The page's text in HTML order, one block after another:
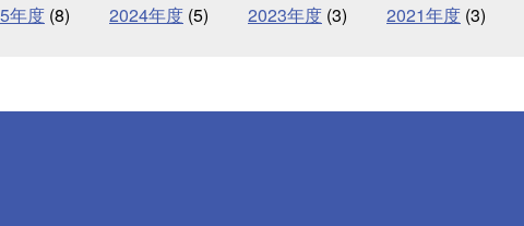
年度 (8) 2024年度 (5) 2023年度 (3) 2021年度 (3)